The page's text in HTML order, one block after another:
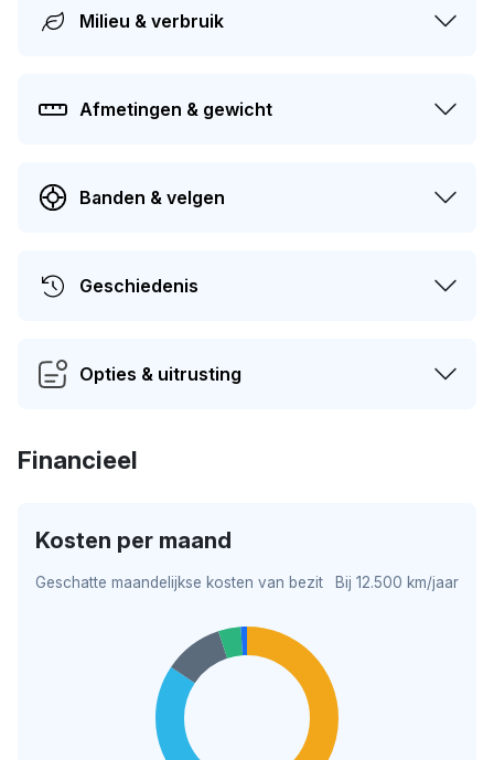
Milieu & verbruik
Afmetingen & gewicht
Banden & velgen
Geschiedenis
Opties & uitrusting
Financieel
Kosten per maand
Geschatte maandelijkse kosten van bezit Bij 12.500 km/jaar